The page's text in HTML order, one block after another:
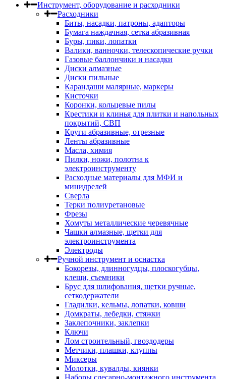
Инструмент, оборудование и расходники
Расходники
Биты, насадки, патроны, адапторы
Бумага наждачная, сетка абразивная
Буры, пики, лопатки
Валики, ванночки, телескопические ручки
Газовые баллончики и насадки
Диски алмазные
Диски пильные
Карандаши малярные, маркеры
Кисточки
Коронки, кольцевые пилы
Крестики и клинья для плитки и напольных
покрытий, СВП
Круги абразивные, отрезные
Ленты абразивные
Масла, химия
Пилки, ножи, полотна к
электроинструменту
Расходные материалы для МФИ и
минидрелей
Сверла
Терки полиуретановые
Фрезы
Хомуты металлические черевячные
Чашки алмазные, щетки для
электроинструмента
Электроды
Ручной инструмент и оснастка
Бокорезы, длинногудцы, плоскогубцы,
клещи, съемники
Брус для шлифования, щетки ручные,
сеткодержатели
Гладилки, кельмы, лопатки, ковши
Домкраты, лебедки, стяжки
Заклепочники, заклепки
Ключи
Лом строительный, гвоздодеры
Метчики, плашки, клуппы
Миксеры
Молотки, кувалды, киянки
Наборы слесарно-монтажного инструмента